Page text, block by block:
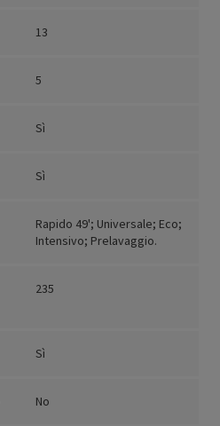
13
5
Sì
Sì
Rapido 49'; Universale; Eco;
Intensivo; Prelavaggio.
235
Sì
No